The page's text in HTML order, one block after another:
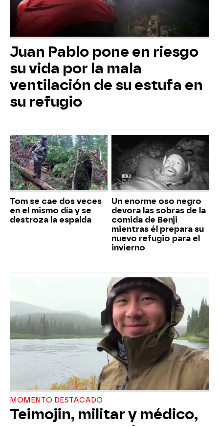
Juan Pablo pone en riesgo
su vida por la mala
ventilación de su estufa en
su refugio
Tom se cae dos veces
en el mismo día y se
destroza la espalda
Un enorme oso negro
devora las sobras de la
comida de Benji
mientras él prepara su
nuevo refugio para el
invierno
MOMENTO DESTACADO
Teimojin, militar y médico,